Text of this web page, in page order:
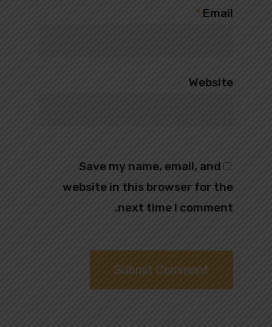
Email
*
Website
Save my name, email, and
website in this browser for the
next time I comment.